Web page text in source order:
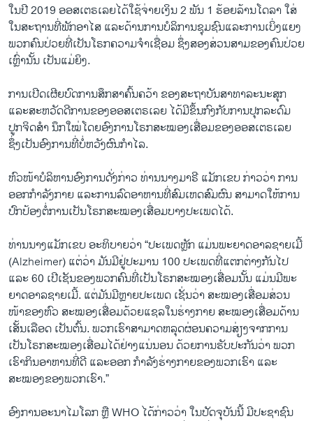
ໃນປີ 2019 ອອສເຕຣເລຍໄດ້ໃຊ້ຈ່າຍເງິນ 2 ພັນ 1 ຮ້ອຍລ້ານໂດລາ ໃສ່
ໃນສະຖານທີ່ພັກອາໄສ ແລະດ້ານການບໍລິການຊຸມຊົນແລະການເບິ່ງແຍງ
ພວກຄົນປ່ວຍທີ່ເປັນໂຣກຄວາມຈຳເຊື່ອມ ຊຶ່ງສອງສ່ວນສາມຂອງຄົນປ່ວຍ
ເຫຼົ່ານັ້ນ ເປັນແມ່ຍິງ.
ການເປີດເຜີຍບົດການສຶກສາຄົ້ນຄວ້າ ຂອງສະຖາບັນສາທາລະນະສຸກ
ແລະສະຫວັດດີການຂອງອອສເຕຣເລຍ ໄດ້ມີຂຶ້ນກົງກັບການປຸກລະດົມ
ປູກຈິດສຳ ນຶກໃໝ່ໂດຍອົງການໂຣກສະໝອງເສື່ອມຂອງອອສເຕຣເລຍ
ຊຶ່ງເປັນອົງການທີ່ບໍ່ຫວັງຜົນກຳໄລ.
ຫົວໜ້າບໍລິຫານອົງການດັ່ງກ່າວ ທ່ານນາງມາຣີ ແມັກເຂບ ກ່າວວ່າ ການ
ອອກກຳລັງກາຍ ແລະການລົດອາຫານທີ່ສົມເຫດສົມຜົນ ສາມາດໃຫ້ການ
ປົກປ້ອງຕໍ່ການເປັນໂຣກສະໝອງເສື່ອມບາງປະເພດໄດ້.
ທ່ານນາງແມັກເຂບ ອະທິບາຍວ່າ “ປະເພດຫຼັກ ແມ່ນພະຍາດອາລຊາຍເມີ້
(Alzheimer) ແຕ່ວ່າ ມັນມີຢູ່ປະມານ 100 ປະເພດທີ່ແຕກຕ່າງກັນໄປ
ແລະ 60 ເປີເຊັນຂອງພວກຄົນທີ່ເປັນໂຣກສະໝອງເສື່ອມນັ້ນ ແມ່ນມີພະ
ຍາດອາລຊາຍເມີ້. ແຕ່ມັນມີຫຼາຍປະເພດ ເຊັ່ນວ່າ ສະໝອງເສື່ອມສ່ວນ
ໜ້າຂອງຫົວ ສະໝອງເສື່ອມດ້ວຍແຊລໃນຮ່າງກາຍ ສະໝອງເສື່ອມດ້ານ
ເສັ້ນເລືອດ ເປັນຕົ້ນ. ພວກເຮົາສາມາດຫລຸດຜ່ອນຄວາມສ່ຽງຈາກການ
ເປັນໂຣກສະໝອງເສື່ອມໄດ້ຢ່າງແນ່ນອນ ດ້ວຍການຮັບປະກັນວ່າ ພວກ
ເຮົາກິນອາຫານທີ່ດີ ແລະອອກ ກຳລັງຮ່າງກາຍຂອງພວກເຮົາ ແລະ
ສະໝອງຂອງພວກເຮົາ.”
ອົງການອະນາໄມໂລກ ຫຼື WHO ໄດ້ກ່າວວ່າ ໃນປັດຈຸບັນນີ້ ມີປະຊາຊົນ